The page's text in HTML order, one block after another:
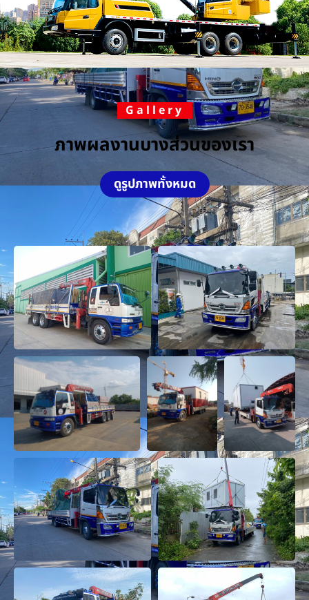
Gallery
ภาพผลงานบางส่วนของเรา
ดูรูปภาพทั้งหมด